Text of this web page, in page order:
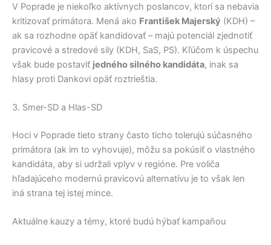
V Poprade je niekoľko aktívnych poslancov, ktorí sa nebavia
kritizovať primátora. Mená ako František Majerský (KDH) –
ak sa rozhodne opäť kandidovať – majú potenciál zjednotiť
pravicové a stredové sily (KDH, SaS, PS). Kľúčom k úspechu
však bude postaviť jedného silného kandidáta, inak sa
hlasy proti Dankovi opäť roztrieštia.
3. Smer-SD a Hlas-SD
Hoci v Poprade tieto strany často ticho tolerujú súčasného
primátora (ak im to vyhovuje), môžu sa pokúsiť o vlastného
kandidáta, aby si udržali vplyv v regióne. Pre voliča
hľadajúceho modernú pravicovú alternatívu je to však len
iná strana tej istej mince.
Aktuálne kauzy a témy, ktoré budú hýbať kampaňou